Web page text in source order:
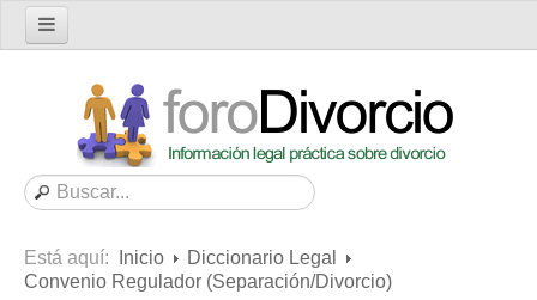
Foro
Nuevo tema
Buscar en el foro
Mensajes recientes
Está aquí: Inicio
Diccionario Legal
Convenio Regulador (Separación/Divorcio)